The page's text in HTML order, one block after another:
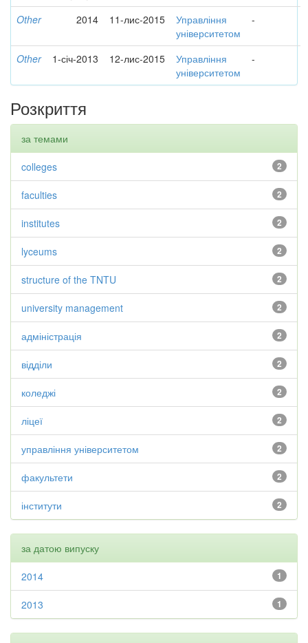
Other 2014 11-лис-2015
Управління
університетом
-
Other 1-січ-2013 12-лис-2015
Управління
університетом
-
Розкриття
за темами
2
colleges
2
faculties
2
institutes
2
lyceums
2
structure of the TNTU
2
university management
2
адміністрація
2
відділи
2
коледжі
2
ліцеї
2
управління університетом
2
факультети
2
інститути
за датою випуску
1
2014
1
2013